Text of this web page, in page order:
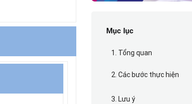
Mục lục
1. Tổng quan
2. Các bước thực hiện
3. Lưu ý